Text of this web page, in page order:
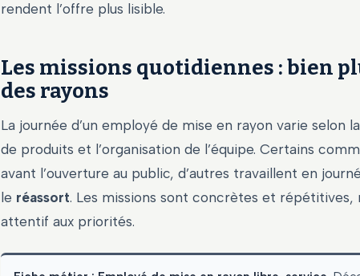
rendent l’offre plus lisible.
Les missions quotidiennes : bien
des rayons
La journée d’un employé de mise en rayon varie selon
de produits et l’organisation de l’équipe. Certains
avant l’ouverture au public, d’autres travaillent en
le réassort. Les missions sont concrètes et répétitives,
attentif aux priorités.